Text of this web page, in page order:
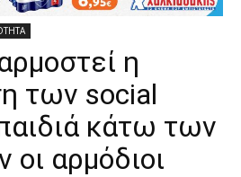
η
των social
κάτω των
οι αρμόδιοι